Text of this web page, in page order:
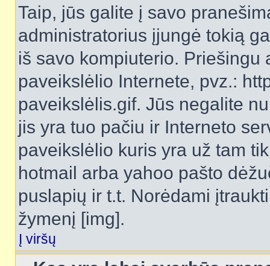
Taip, jūs galite į savo
administratorius įjungė tokią
iš savo kompiuterio.
paveikslėlio Internete, pvz.:
paveikslėlis.gif. Jūs negalite
jis yra tuo pačiu ir Interneto
paveikslėlio kuris yra už tam
hotmail arba yahoo pašto
puslapių ir t.t. Norėdami
žymenį [img].
Į viršų